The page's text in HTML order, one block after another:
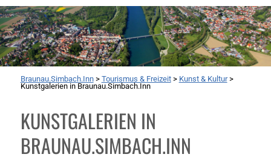
Braunau.Simbach.Inn> Tourismus & Freizeit> Kunst & Kultur>
Kunstgalerien in Braunau.Simbach.Inn
KUNSTGALERIEN IN
BRAUNAU.SIMBACH.INN